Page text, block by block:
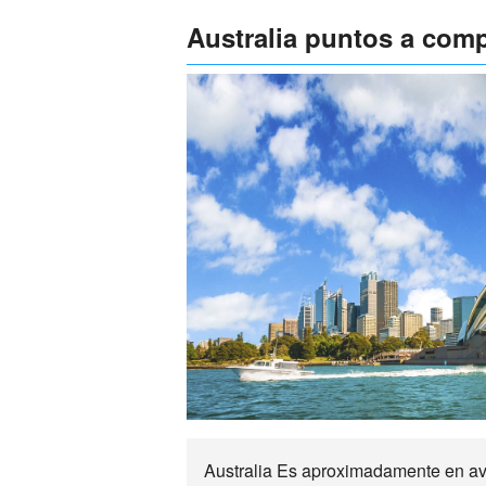
Australia puntos a
Australia Es aproximadamente en